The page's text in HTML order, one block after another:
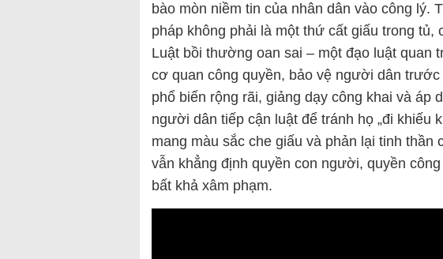
bào mòn niềm tin của nhân dân vào công lý.
pháp không phải là một thứ cất giấu trong
Luật bồi thường oan sai – một đạo luật quan
cơ quan công quyền, bảo vệ người dân
phổ biến rộng rãi, giảng dạy công khai và áp
người dân tiếp cận luật để tránh họ „đi khiếu
mang màu sắc che giấu và phản lại tinh thần
vẫn khẳng định quyền con người, quyền
bất khả xâm phạm.